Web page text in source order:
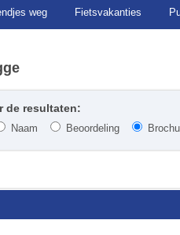
weg Fietsvakanties
de resultaten:
Naam Beoordeling